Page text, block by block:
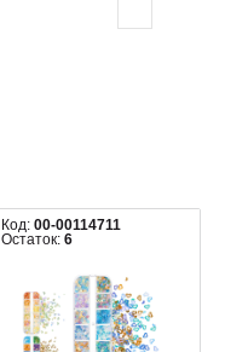
Код:00-00114711
Остаток:6